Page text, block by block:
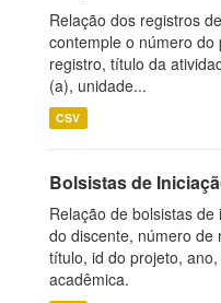
Relação dos registros
contemple o número
registro, título da
(a), unidade...
CSV
Bolsistas de
Relação de bolsistas
do discente, número de
título, id do projeto,
acadêmica.